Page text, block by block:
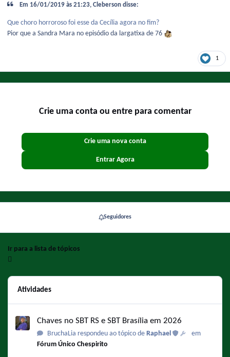
Em 16/01/2019 às 21:23, Cleberson disse:
Que choro horroroso foi esse da Cecília agora no fim?
Pior que a Sandra Mara no episódio da largatixa de 76
1
Crie uma conta ou entre para comentar
Crie uma nova conta
Entrar Agora
Seguidores
Ir para a lista de tópicos
Atividades
Chaves no SBT RS e SBT Brasília em 2026
BruchaLia respondeu ao tópico de Raphael
em
Fórum Único Chespirito